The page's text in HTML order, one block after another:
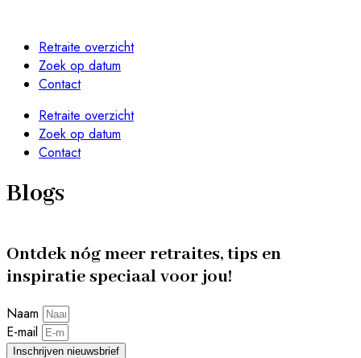
Retraite overzicht
Zoek op datum
Contact
Retraite overzicht
Zoek op datum
Contact
Blogs
BLOGS
BLOGS
Weekend alleen weg: jouw tijd voor ultieme
10 x Retreats speciaal voor vrouwen die
BLOGS
Ontdek nóg meer retraites, tips en
inspiratie speciaal voor jou!
Naam
E-mail
Inschrijven nieuwsbrief